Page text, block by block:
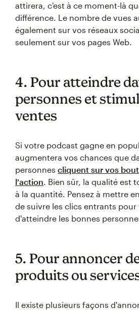
attirera, c'est à ce moment-là
différence. Le nombre de vues
également sur vos réseaux
seulement sur vos pages Web.
4. Pour atteindre
personnes et
ventes
Si votre podcast gagne en
augmentera vos chances que
personnes cliquent sur vos
l'action. Bien sûr, la qualité est
à la quantité. Pensez à mettre
de suivre les clics entrants pour
d'atteindre les bonnes
5. Pour annoncer
produits ou
Il existe plusieurs façons